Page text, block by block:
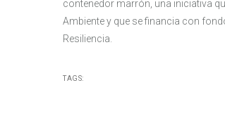
contenedor marrón, una iniciativa
Ambiente y que se financia con
Resiliencia.
TAGS: